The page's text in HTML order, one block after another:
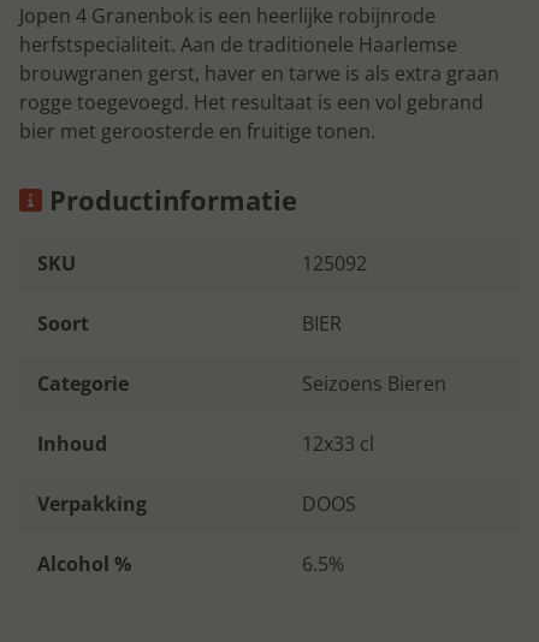
Jopen 4 Granenbok is een heerlijke robijnrode
herfstspecialiteit. Aan de traditionele Haarlemse
brouwgranen gerst, haver en tarwe is als extra graan
rogge toegevoegd. Het resultaat is een vol gebrand
bier met geroosterde en fruitige tonen.
Productinformatie
SKU 125092
Soort BIER
Categorie Seizoens Bieren
Inhoud 12x33 cl
Verpakking DOOS
Alcohol % 6.5%